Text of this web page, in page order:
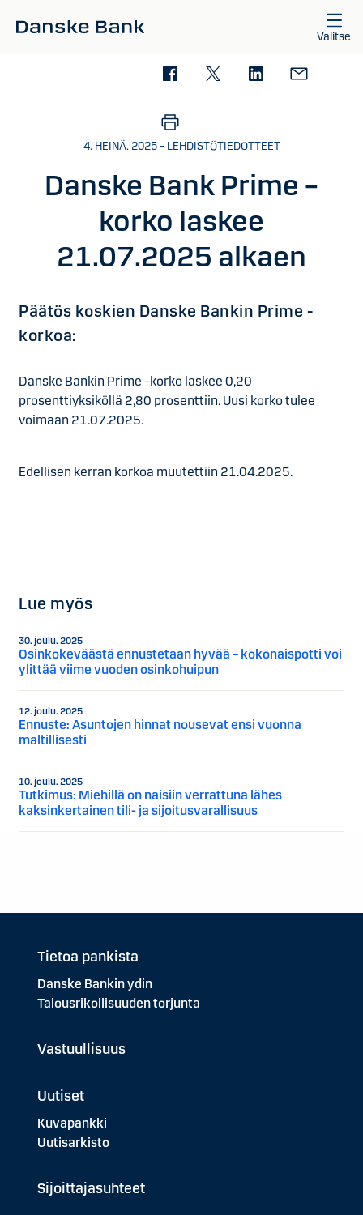
Valitse
4. HEINÄ. 2025 – LEHDISTÖTIEDOTTEET
Danske Bank Prime –
korko laskee
21.07.2025 alkaen
Päätös koskien Danske Bankin Prime -
korkoa:
Danske Bankin Prime –korko laskee 0,20
prosenttiyksiköllä 2,80 prosenttiin. Uusi korko tulee
voimaan 21.07.2025.
Edellisen kerran korkoa muutettiin 21.04.2025.
Lue myös
30. joulu. 2025
Osinkokeväästä ennustetaan hyvää – kokonaispotti voi
ylittää viime vuoden osinkohuipun
12. joulu. 2025
Ennuste: Asuntojen hinnat nousevat ensi vuonna
maltillisesti
10. joulu. 2025
Tutkimus: Miehillä on naisiin verrattuna lähes
kaksinkertainen tili- ja sijoitusvarallisuus
Tietoa pankista
Danske Bankin ydin
Talousrikollisuuden torjunta
Vastuullisuus
Uutiset
Kuvapankki
Uutisarkisto
Sijoittajasuhteet